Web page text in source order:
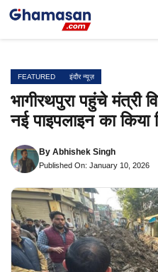
Skip
FEATURED इंदौर न्यूज़
भागीरथपुरा पहुंचे मंत्री
नई पाइपलाइन का किया
By Abhishek Singh
Published On: January 10, 2026